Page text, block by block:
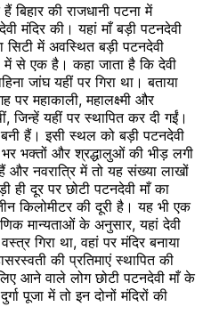
की राजधानी पटना में
मंदिर की। यहां माँ बड़ी पटनदेवी
सिटी में अवस्थित बड़ी पटनदेवी
में से एक है। कहा जाता है कि देवी
जांघ यहीं पर गिरा था। बताया
पर महाकाली, महालक्ष्मी और
जिन्हें यहीं पर स्थापित कर दी गईं।
हैं। इसी स्थल को बड़ी पटनदेवी
भक्तों और श्रद्धालुओं की भीड़ लगी
और नवरात्रि में तो यह संख्या लाखों
ही दूर पर छोटी पटनदेवी माँ का
किलोमीटर की दूरी है। यह भी एक
मान्यताओं के अनुसार, यहां देवी
गिरा था, वहां पर मंदिर बनाया
की प्रतिमाएं स्थापित की
आने वाले लोग छोटी पटनदेवी माँ के
पूजा में तो इन दोनों मंदिरों की